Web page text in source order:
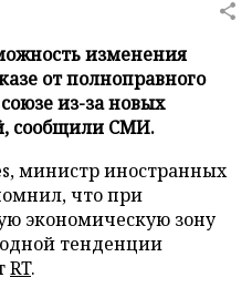
изменения
от полноправного
из-за новых
сообщили СМИ.
министр иностранных
что при
экономическую зону
тенденции
RT.